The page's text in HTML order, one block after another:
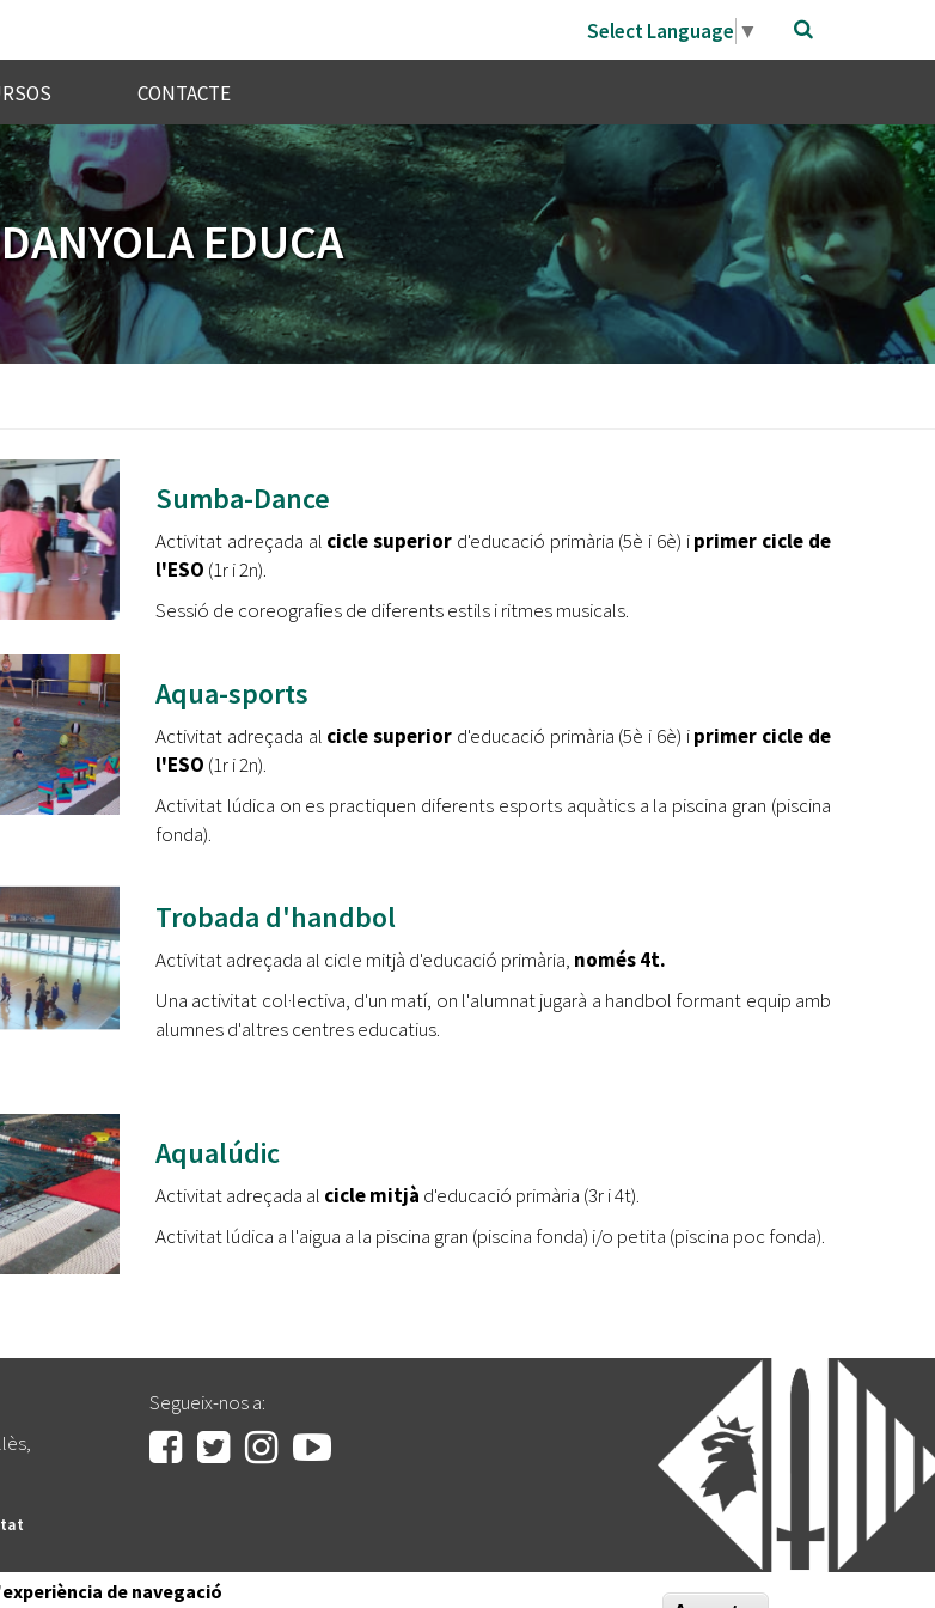
Select Language ▼
CONTACTE
EDUCA
Sumba-Dance
Activitat adreçada al cicle superior d'educació primària (5è i 6è) iprimer cicle de
l'ESO (1r i 2n).
Sessió de coreografies de diferents estils i ritmes musicals.
Aqua-sports
Activitat adreçada al cicle superior d'educació primària (5è i 6è) iprimer cicle de
l'ESO (1r i 2n).
Activitat lúdica on es practiquen diferents esports aquàtics a la piscina gran (piscina
fonda).
Trobada d'handbol
Activitat adreçada al cicle mitjà d'educació primària, només 4t.
Una activitat col·lectiva, d'un matí, on l'alumnat jugarà a handbol formant equip amb
alumnes d'altres centres educatius.
Aqualúdic
Activitat adreçada al cicle mitjà d'educació primària (3r i 4t).
Activitat lúdica a l'aigua a la piscina gran (piscina fonda) i/o petita (piscina poc fonda).
Segueix-nos a:
de navegació